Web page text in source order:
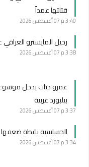
قتلتها عمداً
3:40 م 07 أغسطس 2026
رحيل المايسترو العراقي
3:38 م 07 أغسطس 2026
عمرو دياب يدخل
بيلبورد عربية
3:37 م 07 أغسطس 2026
الحساسية نقطة ضعفها
3:34 م 07 أغسطس 2026